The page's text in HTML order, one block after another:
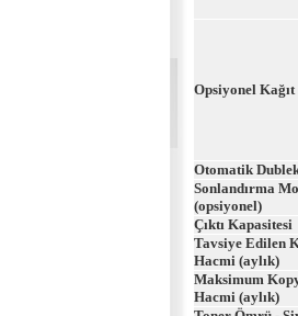
Opsiyonel
Otomatik
Sonlandırma
(opsiyonel)
Çıktı Kapasitesi
Tavsiye Edilen
Hacmi (aylık)
Maksimum
Hacmi (aylık)